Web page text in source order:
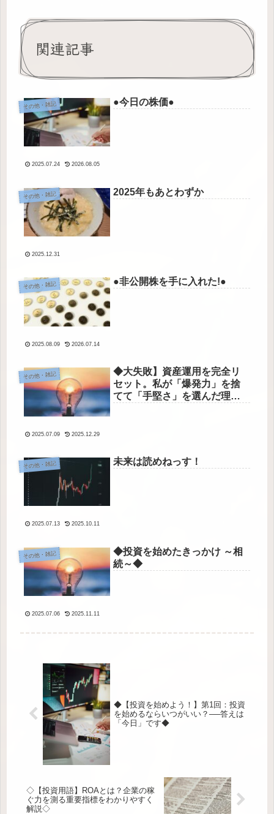
関連記事
その他・雑記 ●今日の株価●
2025.07.24 2026.08.05
その他・雑記 2025年もあとわずか
2025.12.31
その他・雑記 ●非公開株を手に入れた!●
2025.08.09 2026.07.14
その他・雑記
◆大失敗】資産運用を完全リ
セット。私が「爆発力」を捨
てて「手堅さ」を選んだ理由
2025.07.09 2025.12.29
その他・雑記 未来は読めねっす！
2025.07.13 2025.10.11
その他・雑記
◆投資を始めたきっかけ ～相
続～◆
2025.07.06 2025.11.11
◆【投資を始めよう！】第1回：投資
を始めるならいつがいい？──答えは
「今日」です◆
◇【投資用語】ROAとは？企業の稼
ぐ力を測る重要指標をわかりやすく
解説◇